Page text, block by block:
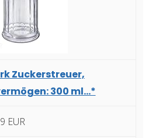
Zuckerstreuer,
300 ml...*
EUR